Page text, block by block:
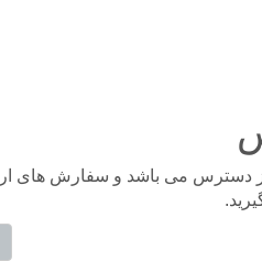
می باشد و سفارش های